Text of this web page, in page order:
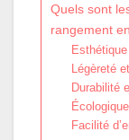
Quels sont
rangement
Légèreté
Durabilité
Facilité